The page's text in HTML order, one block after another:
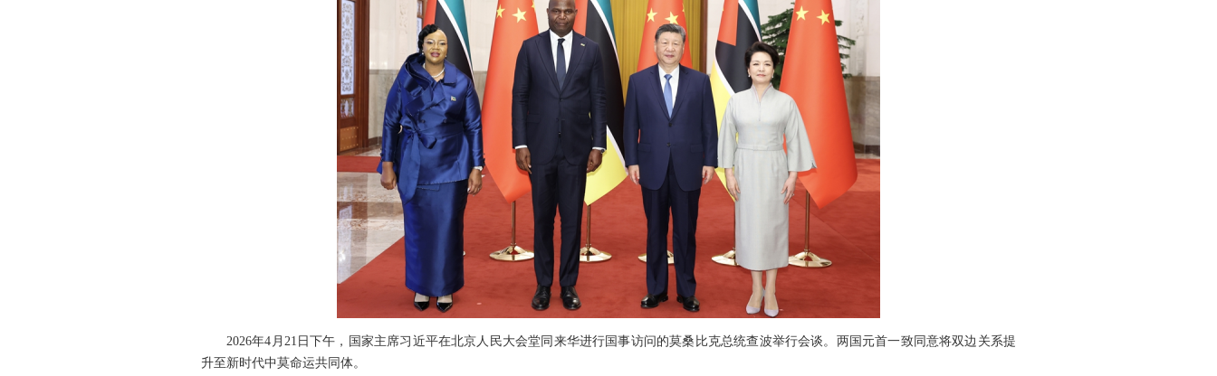
2026年4月21日下午，国家主席习近平在北京人民大会堂同来华进行国事访问的莫桑比克总统查波举行会谈。两国元首一致同意将双边关系提
升至新时代中莫命运共同体。